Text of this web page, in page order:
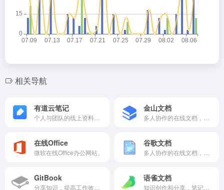
相关导航
有道云笔记 金山文档
在线Office
微软在线Office办公网站。
谷歌文档
GitBook 语雀文档